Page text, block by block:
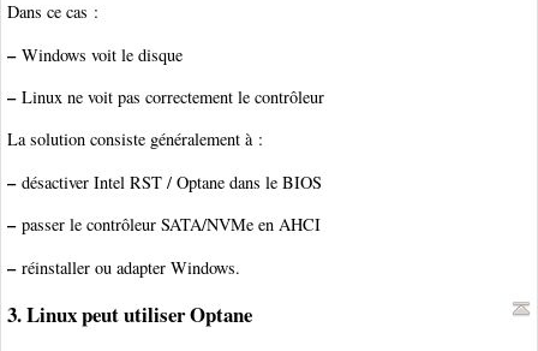
Dans ce cas :
–Windows voit le disque
–Linux ne voit pas correctement le contrôleur
La solution consiste généralement à :
–désactiver Intel RST / Optane dans le BIOS
–passer le contrôleur SATA/NVMe en AHCI
–réinstaller ou adapter Windows.
3. Linux peut utiliser Optane